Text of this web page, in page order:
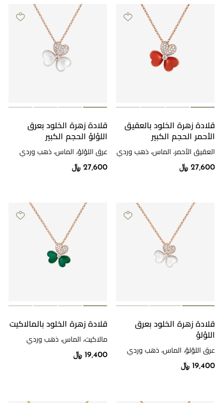
قلادة زهرة الخلود بالعقيق
الأحمر الحجم الكبير
العقيق الأحمر، الماس، ذهب وردي
27,600 ﷼
قلادة زهرة الخلود بعرق
اللؤلؤ الحجم الكبير
عرق اللؤلؤ، الماس، ذهب وردي
27,600 ﷼
قلادة زهرة الخلود بعرق
اللؤلؤ
عرق اللؤلؤ، الماس، ذهب وردي
19,400 ﷼
قلادة زهرة الخلود بالمالاكيت
مالاكيت، الماس، ذهب وردي
19,400 ﷼